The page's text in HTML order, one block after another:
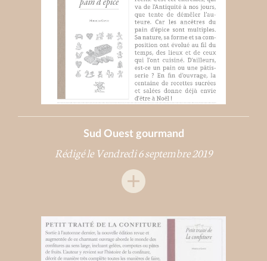
Sud Ouest gourmand
Rédigé le Vendredi 6 septembre 2019